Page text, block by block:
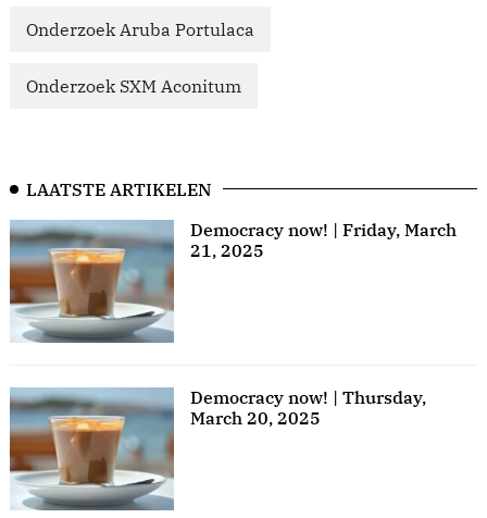
Onderzoek Aruba Portulaca
Onderzoek SXM Aconitum
LAATSTE ARTIKELEN
Democracy now! | Friday, March
21, 2025
Democracy now! | Thursday,
March 20, 2025